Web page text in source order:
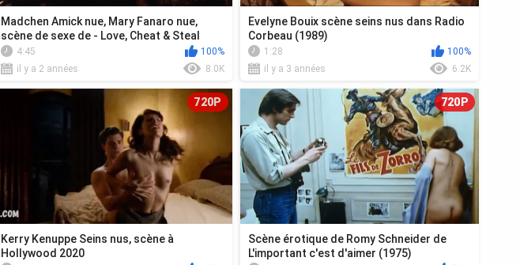
Madchen Amick nue, Mary Fanaro nue,
scène de sexe de - Love, Cheat & Steal
(1993)
4:45
100%
il y a 2 années
8.0K
Evelyne Bouix scène seins nus dans Radio
Corbeau (1989)
1:28
100%
il y a 3 années
6.2K
720P
Kerry Kenuppe Seins nus, scène à
Hollywood 2020
720P
Scène érotique de Romy Schneider de
L'important c'est d'aimer (1975)